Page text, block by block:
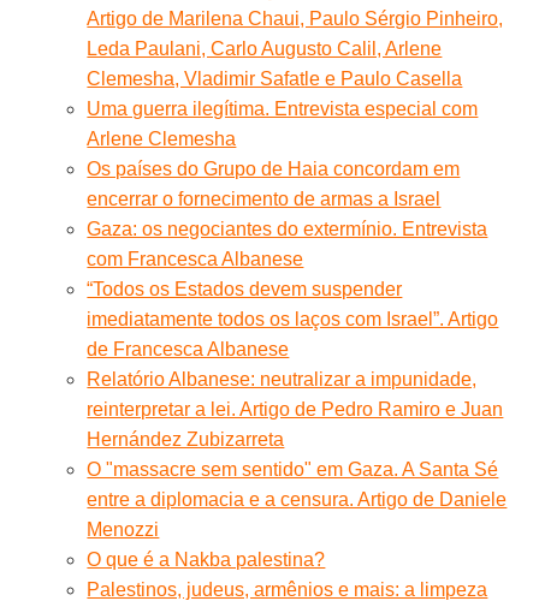
Artigo de Marilena Chaui, Paulo Sérgio Pinheiro,
Leda Paulani, Carlo Augusto Calil, Arlene
Clemesha, Vladimir Safatle e Paulo Casella
Uma guerra ilegítima. Entrevista especial com
Arlene Clemesha
Os países do Grupo de Haia concordam em
encerrar o fornecimento de armas a Israel
Gaza: os negociantes do extermínio. Entrevista
com Francesca Albanese
“Todos os Estados devem suspender
imediatamente todos os laços com Israel”. Artigo
de Francesca Albanese
Relatório Albanese: neutralizar a impunidade,
reinterpretar a lei. Artigo de Pedro Ramiro e Juan
Hernández Zubizarreta
O "massacre sem sentido" em Gaza. A Santa Sé
entre a diplomacia e a censura. Artigo de Daniele
Menozzi
O que é a Nakba palestina?
Palestinos, judeus, armênios e mais: a limpeza